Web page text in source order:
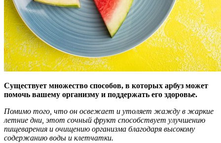
Существует множество способов, в которых арбуз может
помочь вашему организму и поддержать его здоровье.
Помимо того, что он освежает и утоляет жажду в жаркие
летние дни, этот сочный фрукт способствует улучшению
пищеварения и очищению организма благодаря высокому
содержанию воды и клетчатки.